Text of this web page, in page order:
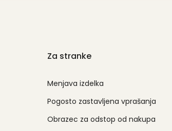
Za stranke
Menjava izdelka
Pogosto zastavljena vprašanja
Obrazec za odstop od nakupa